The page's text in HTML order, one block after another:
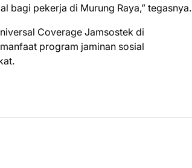
bagi pekerja di Murung Raya,” tegasnya.
Coverage Jamsostek di
program jaminan sosial